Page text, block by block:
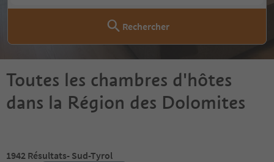
Rechercher
Toutes les chambres d'hôtes
dans la Région des Dolomites
1942 Résultats- Sud-Tyrol